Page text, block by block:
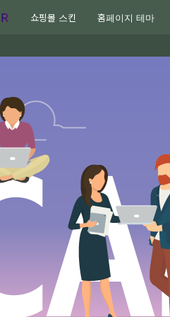
쇼핑몰 스킨 홈페이지 테마